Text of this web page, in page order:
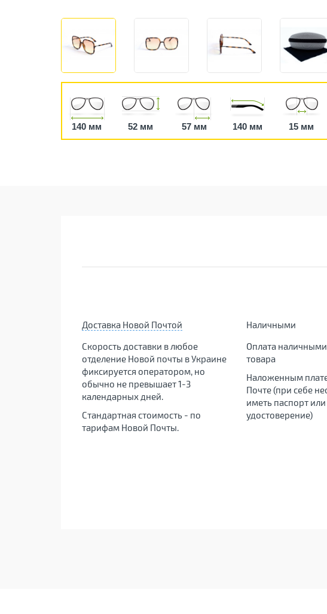
140 мм 52 мм 57 мм 140 мм 15 мм
Доставка Новой Почтой
Скорость доставки в любое
отделение Новой почты в Украине
фиксируется оператором, но
обычно не превышает 1-3
календарных дней.
Стандартная стоимость - по
тарифам Новой Почты.
Наличными
Оплата
товара
Наложенным
Почте (при себе
иметь паспорт
удостоверение)